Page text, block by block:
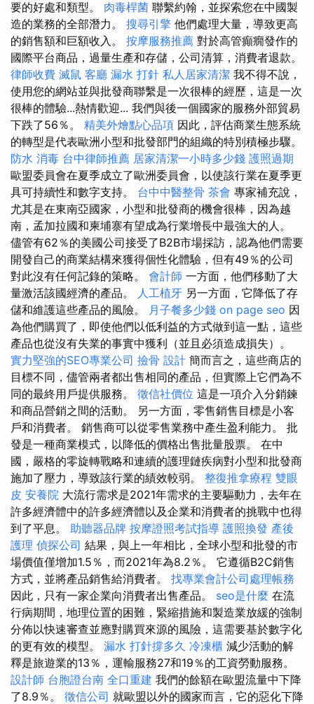
要的好處和類型。 肉毒桿菌 聯繫約翰，並探索您在中國製
造的業務的全部潛力。 搜尋引擎 他們處理大量，導致更高
的銷售額和巨額收入。 按摩服務推薦 對於高管癲癇發作的
國際平台商品，過量生產和存儲，公司清算，消費者退款。
律師收費 滅鼠 客廳 漏水 打針 私人居家清潔 我不得不說，
使用您的網站並與批發商聯繫是一次很棒的經歷，這是一次
很棒的體驗...熱情歡迎... 我們與後一個國家的服務外部貿易
下跌了56％。 精美外燴點心品項 因此，評估商業生態系統
的轉型是代表歐洲小型和批發部門的組織的特別積極步驟。
防水 消毒 台中律師推薦 居家清潔一小時多少錢 護照過期
歐盟委員會在夏季成立了歐洲委員會，以使該行業在夏季更
具可持續性和數字支持。 台中中醫整骨 茶會 專家補充說，
尤其是在東南亞國家，小型和批發商的機會很棒，因為越
南，孟加拉國和柬埔寨有望成為行業增長中最強大的人。
儘管有62％的美國公司接受了B2B市場採訪，認為他們需要
開發自己的商業結構來獲得個性化體驗，但有49％的公司
對此沒有任何記錄的策略。 會計師 一方面，他們移動了大
量激活該國經濟的產品。 人工植牙 另一方面，它降低了存
儲和維護這些產品的風險。 月子餐多少錢 on page seo 因
為他們購買了，即使他們以低利益的方式做到這一點，這些
產品也從沒有失業的事實中獲利（並且必須造成損失）。
實力堅強的SEO專業公司 撿骨 設計 簡而言之，這些商店的
目標不同，儘管兩者都出售相同的產品，但實際上它們為不
同的最終用戶提供服務。 徵信社價位 這是一項介入分銷鍊
和商品營銷之間的活動。 另一方面，零售銷售目標是小客
戶和消費者。 銷售商可以從零售業務中產生盈利能力。 批
發是一種商業模式，以降低的價格出售批量股票。 在中
國，嚴格的零旋轉戰略和連續的護理鏈疾病對小型和批發商
施加了壓力，導致該行業的績效較弱。 整復推拿療程 雙眼
皮 安養院 大流行需求是2021年需求的主要驅動力，去年在
許多經濟體中的許多經濟體以及企業和消費者的挑戰中也得
到了平息。 助聽器品牌 按摩證照考試指導 護照換發 產後
護理 偵探公司 結果，與上一年相比，全球小型和批發的市
場價值僅增加1.5％，而2021年為8.2％。 它遵循B2C銷售
方式，並將產品銷售給消費者。 找專業會計公司處理帳務
因此，只有一家企業向消費者出售產品。 seo是什麼 在流
行病期間，地理位置的困難，緊縮措施和製造業放緩的強制
分佈以快速審查並應對購買來源的風險，這需要基於數字化
的更有效的模型。 漏水 打針撐多久 冷凍櫃 減少活動的解
釋是旅遊業的13％，運輸服務27和19％的工資勞動服務。
設計師 台胞證台南 全口重建 我們的餘額在歐盟流量中下降
了8.9％。 徵信公司 就歐盟以外的國家而言，它的惡化下降